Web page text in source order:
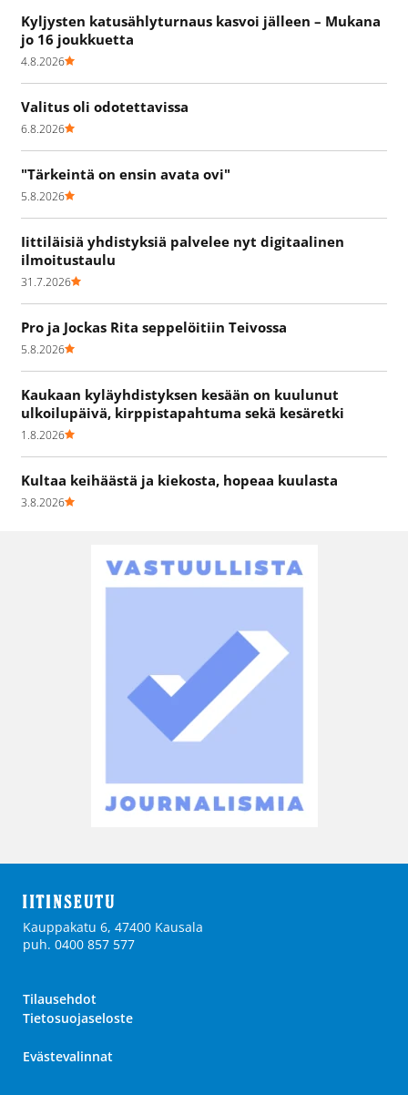
Kyljysten katusählyturnaus kasvoi jälleen – Mukana
jo 16 joukkuetta
4.8.2026
Valitus oli odotettavissa
6.8.2026
"Tärkeintä on ensin avata ovi"
5.8.2026
Iittiläisiä yhdistyksiä palvelee nyt digitaalinen
ilmoitustaulu
31.7.2026
Pro ja Jockas Rita seppelöitiin Teivossa
5.8.2026
Kaukaan kyläyhdistyksen kesään on kuulunut
ulkoilupäivä, kirppistapahtuma sekä kesäretki
1.8.2026
Kultaa keihäästä ja kiekosta, hopeaa kuulasta
3.8.2026
Kauppakatu 6, 47400 Kausala
puh. 0400 857 577
Tilausehdot
Tietosuojaseloste
Evästevalinnat